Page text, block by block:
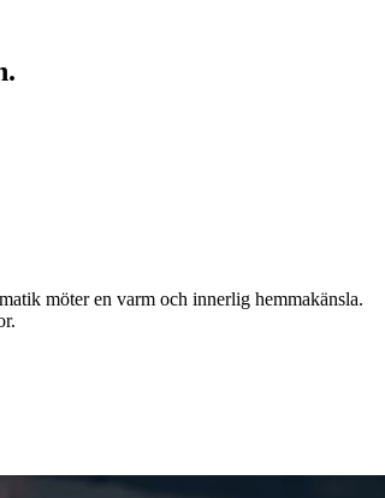
möter en varm och innerlig hemmakänsla.